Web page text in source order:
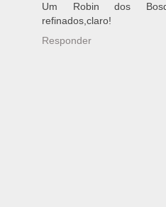
Um Robin dos
refinados,claro!
Responder